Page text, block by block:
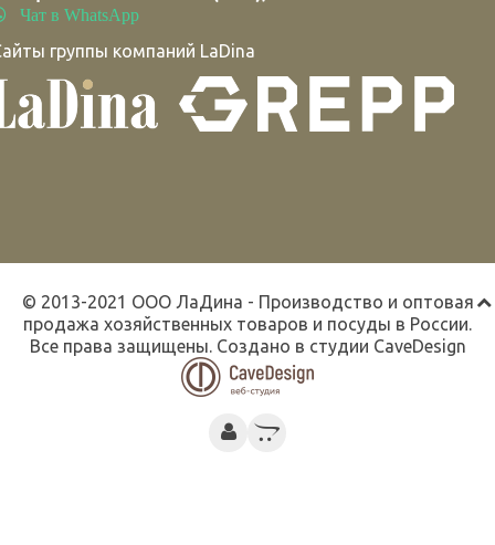
Чат в WhatsApp
группы компаний LaDina
© 2013-2021 ООО ЛаДина - Производство и оптовая
продажа хозяйственных товаров и посуды в России.
Все права защищены. Создано в студии CaveDesign